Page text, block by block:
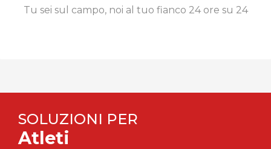
Tu sei sul campo, noi al tuo fianco 24 ore su 24
SOLUZIONI PER
Atleti